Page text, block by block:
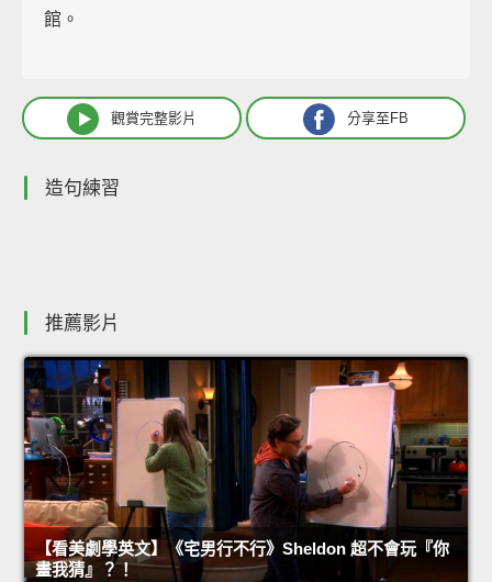
館。
觀賞完整影片 分享至FB
造句練習
推薦影片
【看美劇學英文】《宅男行不行》Sheldon 超不會玩『你
畫我猜』？！